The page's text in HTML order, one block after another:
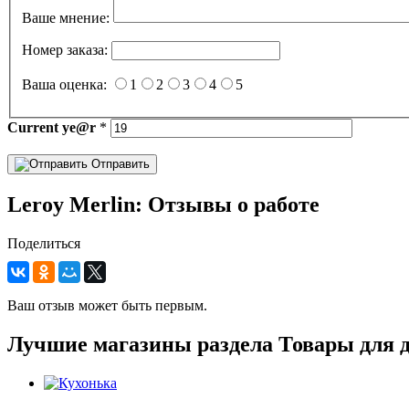
Ваше мнение:
Номер заказа:
Ваша оценка: 1 2 3 4 5
Current ye@r *
Отправить
Leroy Merlin: Отзывы о работе
Поделиться
Ваш отзыв может быть первым.
Лучшие магазины раздела Товары для